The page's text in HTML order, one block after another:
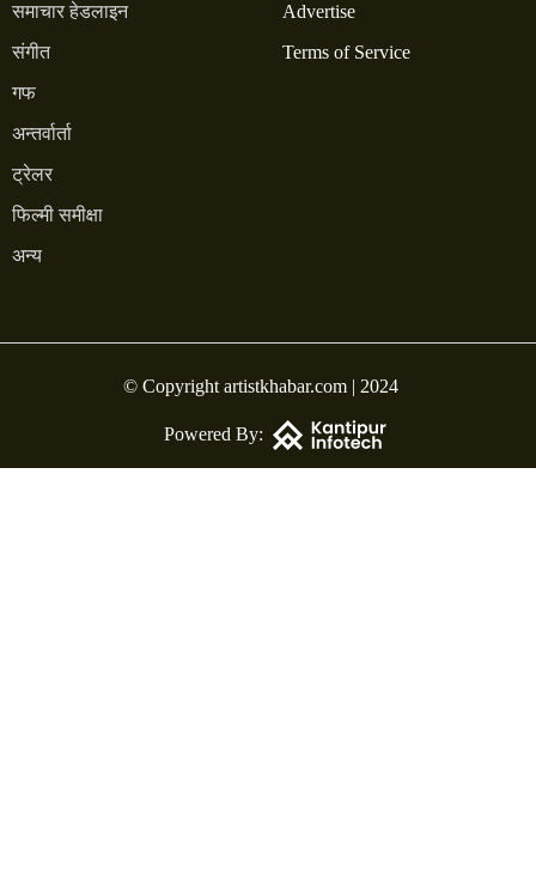
समाचार हेडलाइन
संगीत
गफ
अन्तर्वार्ता
ट्रेलर
फिल्मी समीक्षा
अन्य
Advertise
Terms of Service
© Copyright artistkhabar.com | 2024
Powered By: